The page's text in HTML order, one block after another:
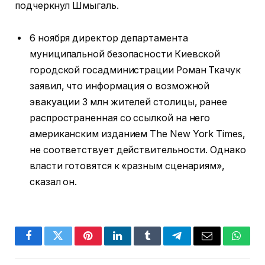
подчеркнул Шмыгаль.
6 ноября директор департамента
муниципальной безопасности Киевской
городской госадминистрации Роман Ткачук
заявил, что информация о возможной
эвакуации 3 млн жителей столицы, ранее
распространенная со ссылкой на него
американским изданием The New York Times,
не соответствует действительности. Однако
власти готовятся к «разным сценариям»,
сказал он.
FacebookTwitterPinterestLinkedInTumblrTelegramEmail